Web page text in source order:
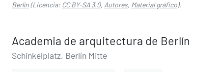
Berlín(Licencia: CC BY-SA 3.0, Autores, Material gráfico).
Academia de arquitectura de Berlín
Schinkelplatz, Berlín Mitte